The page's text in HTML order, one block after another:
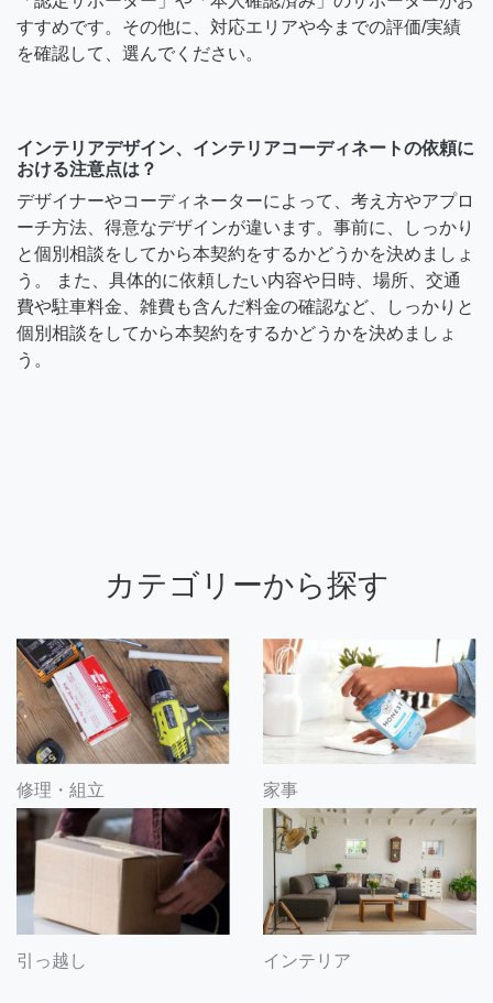
すすめです。その他に、対応エリアや今までの評価/実績
を確認して、選んでください。
インテリアデザイン、インテリアコーディネートの依頼に
おける注意点は？
デザイナーやコーディネーターによって、考え方やアプロ
ーチ方法、得意なデザインが違います。事前に、しっかり
と個別相談をしてから本契約をするかどうかを決めましょ
う。 また、具体的に依頼したい内容や日時、場所、交通
費や駐車料金、雑費も含んだ料金の確認など、しっかりと
個別相談をしてから本契約をするかどうかを決めましょ
う。
カテゴリーから探す
修理・組立 家事
引っ越し インテリア